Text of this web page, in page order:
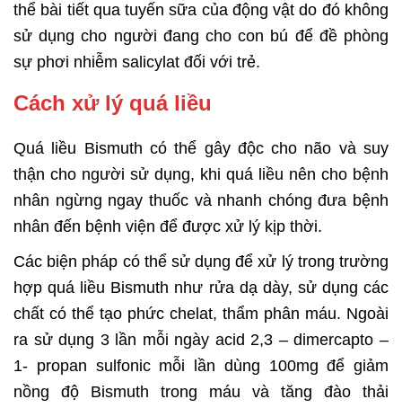
thể bài tiết qua tuyến sữa của động vật do đó không
sử dụng cho người đang cho con bú để đề phòng
sự phơi nhiễm salicylat đối với trẻ.
Cách xử lý quá liều
Quá liều Bismuth có thể gây độc cho não và suy
thận cho người sử dụng, khi quá liều nên cho bệnh
nhân ngừng ngay thuốc và nhanh chóng đưa bệnh
nhân đến bệnh viện để được xử lý kịp thời.
Các biện pháp có thể sử dụng để xử lý trong trường
hợp quá liều Bismuth như rửa dạ dày, sử dụng các
chất có thể tạo phức chelat, thẩm phân máu. Ngoài
ra sử dụng 3 lần mỗi ngày acid 2,3 – dimercapto –
1- propan sulfonic mỗi lần dùng 100mg để giảm
nồng độ Bismuth trong máu và tăng đào thải